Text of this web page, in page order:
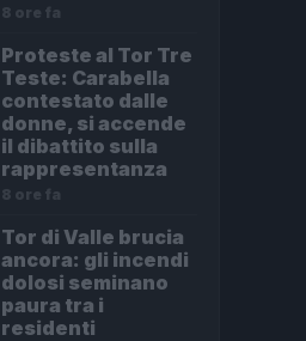
8 ore fa
Proteste al Tor Tre
Teste: Carabella
contestato dalle
donne, si accende
il dibattito sulla
rappresentanza
8 ore fa
Tor di Valle brucia
ancora: gli incendi
dolosi seminano
paura tra i
residenti